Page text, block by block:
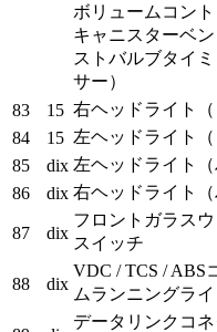
ボリュームコン
キャニスターベ
ストバルブタイ
サー）
83
15 右ヘッドライト（
84
15 左ヘッドライト（
85
dix 左ヘッドライト（
86
dix 右ヘッドライト（
87 dix
フロントガラス
スイッチ
88 dix
VDC / TCS / ABS
ムランニングラ
データリンクコ